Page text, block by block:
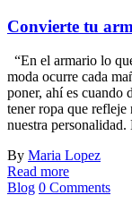
Convierte tu
“En el armario lo
moda ocurre cada
poner, ahí es cuando
tener ropa que
nuestra
By Maria Lopez
Read more
Blog 0 Comments